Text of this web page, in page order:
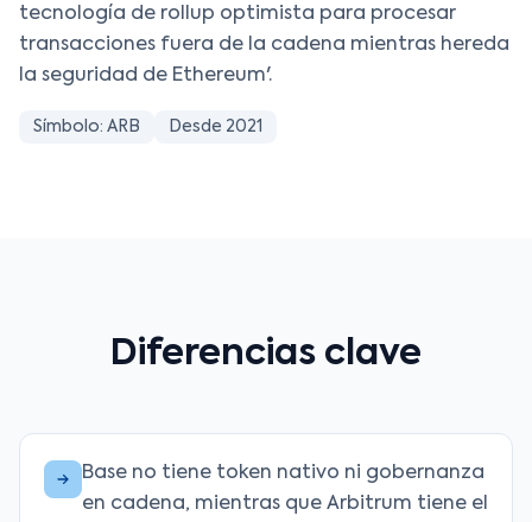
tecnología de rollup optimista para procesar
transacciones fuera de la cadena mientras hereda
la seguridad de Ethereum'.
Símbolo: ARB Desde 2021
Diferencias clave
Base no tiene token nativo ni gobernanza
en cadena, mientras que Arbitrum tiene el